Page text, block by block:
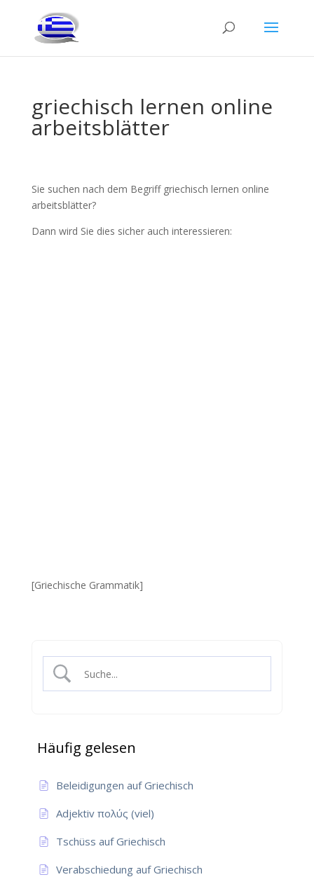
griechisch lernen online
arbeitsblätter
Sie suchen nach dem Begriff griechisch lernen online
arbeitsblätter?
Dann wird Sie dies sicher auch interessieren:
[Griechische Grammatik]
Häufig gelesen
Beleidigungen auf Griechisch
Adjektiv πολύς (viel)
Tschüss auf Griechisch
Verabschiedung auf Griechisch